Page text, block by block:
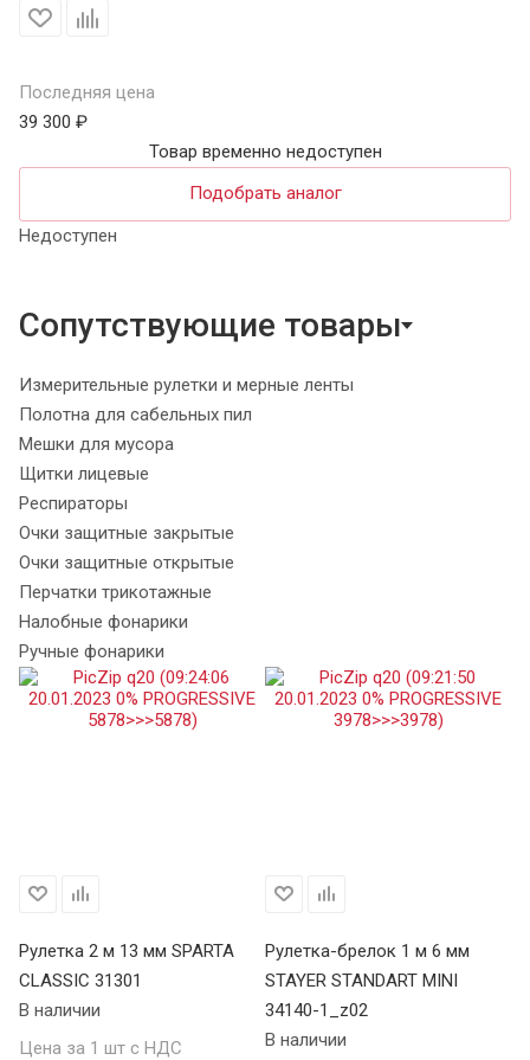
Последняя цена
39 300 ₽
Товар временно недоступен
Подобрать аналог
Недоступен
Сопутствующие товары
Измерительные рулетки и мерные ленты
Полотна для сабельных пил
Мешки для мусора
Щитки лицевые
Респираторы
Очки защитные закрытые
Очки защитные открытые
Перчатки трикотажные
Налобные фонарики
Ручные фонарики
Рулетка 2 м 13 мм SPARTA
CLASSIC 31301
В наличии
Цена за 1 шт с НДС
Рулетка-брелок 1 м 6 мм
STAYER STANDART MINI
34140-1_z02
В наличии